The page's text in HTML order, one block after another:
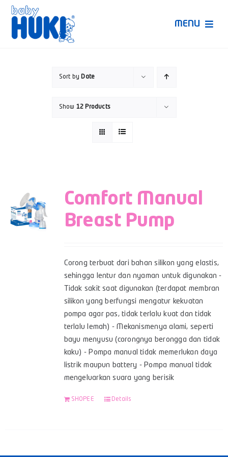
Skip
content
MENU
Sort by Date
Show 12 Products
Comfort Manual
Breast Pump
Corong terbuat dari bahan silikon yang elastis,
sehingga lentur dan nyaman untuk digunakan -
Tidak sakit saat digunakan (terdapat membran
silikon yang berfungsi mengatur kekuatan
pompa agar pas, tidak terlalu kuat dan tidak
terlalu lemah) - Mekanismenya alami, seperti
bayu menyusu (corongnya berongga dan tidak
kaku) - Pompa manual tidak memerlukan daya
listrik maupun battery - Pompa manual tidak
mengeluarkan suara yang berisik
SHOPEE Details